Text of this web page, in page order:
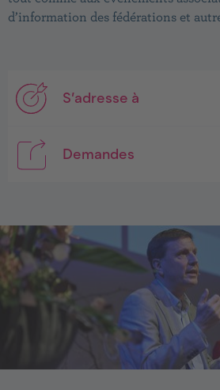
d’information des fédérations et
S’adresse à
Demandes